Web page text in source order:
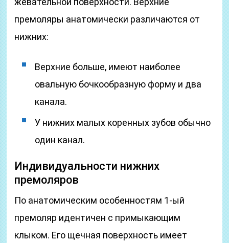
премоляры анатомически различаются от
нижних:
Верхние больше, имеют наиболее
овальную бочкообразную форму и два
канала.
У нижних малых коренных зубов обычно
один канал.
Индивидуальности нижних
премоляров
По анатомическим особенностям 1-ый
премоляр идентичен с примыкающим
клыком. Его щечная поверхность имеет